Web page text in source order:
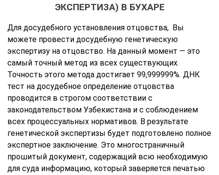
ЭКСПЕРТИЗА) В БУХАРЕ
Для досудебного установления отцовства, Вы
можете провести досудебную генетическую
экспертизу на отцовство. На данный момент — это
самый точный метод из всех существующих.
Точность этого метода достигает 99,999999%. ДНК
тест на досудебное определение отцовства
проводится в строгом соответствии с
законодательством Узбекистана и с соблюдением
всех процессуальных нормативов. В результате
генетической экспертизы будет подготовлено полное
экспертное заключение. Это многостраничный
прошитый документ, содержащий всю необходимую
для суда информацию, который заверяется печатью